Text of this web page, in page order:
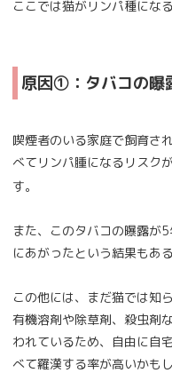
ここでは猫がリンパ種にな
原因①：タバコの曝
喫煙者のいる家庭で飼育さ
べてリンパ腫になるリスク
す。
また、このタバコの曝露が
にあがったという結果もあ
この他には、まだ猫では知
有機溶剤や除草剤、殺虫剤
われているため、自由に自
べて羅漢する率が高いかも